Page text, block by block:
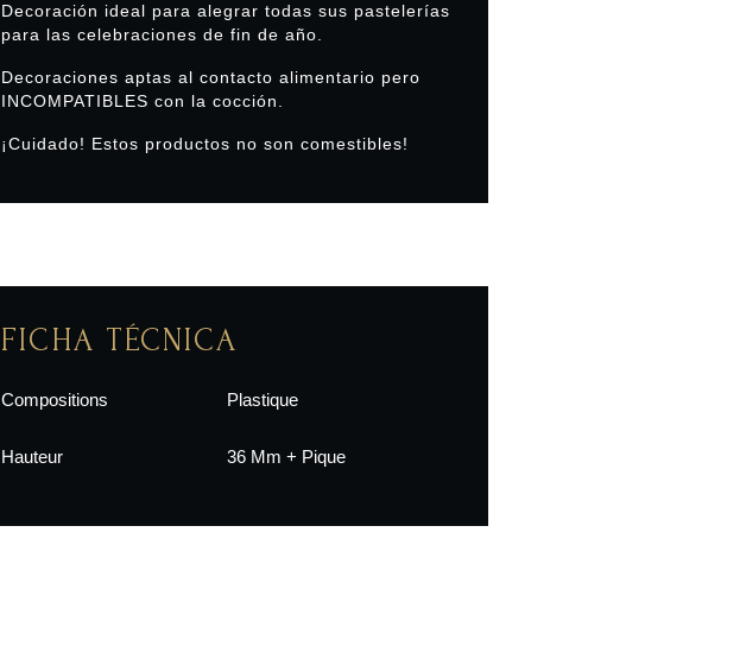
Decoración ideal para alegrar todas sus pastelerías
para las celebraciones de fin de año.
Decoraciones aptas al contacto alimentario pero
INCOMPATIBLES con la cocción.
¡Cuidado! Estos productos no son comestibles!
FICHA TÉCNICA
Compositions Plastique
Hauteur 36 Mm + Pique